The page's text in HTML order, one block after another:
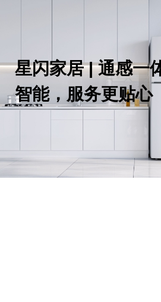
星闪家居 | 通感一
智能，服务更贴心